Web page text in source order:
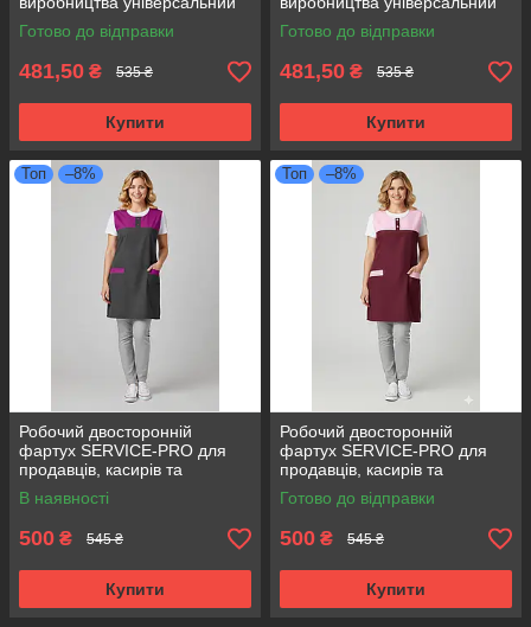
розмір оливковий
Готово до відправки
481,50 ₴ 535 ₴
Купити
розмір білий
Готово до відправки
481,50 ₴ 535 ₴
Купити
Топ –8%
Робочий двосторонній
фартух SERVICE-PRO для
продавців, касирів та
прибиральниць,
універсальний розмір сірий
В наявності
500 ₴ 545 ₴
Купити
Топ –8%
Робочий двосторонній
фартух SERVICE-PRO для
продавців, касирів та
прибиральниць,
універсальний розмір
бордовий
Готово до відправки
500 ₴ 545 ₴
Купити